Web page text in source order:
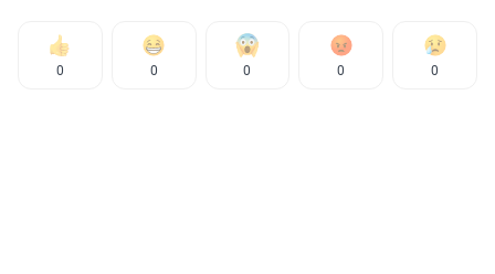
0 0 0 0 0